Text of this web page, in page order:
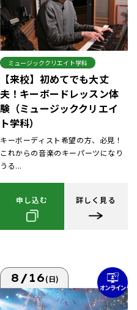
ミュージッククリエイト学科
【来校】初めてでも大丈
夫！キーボードレッスン体
験（ミュージッククリエイ
ト学科）
キーボーディスト希望の方、必見！
これからの音楽のキーパーツになり
うる...
申し込む 詳しく見る
8/16(日)